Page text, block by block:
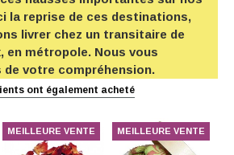
la reprise de ces destinations,
livrer chez un transitaire de
en métropole. Nous vous
de votre compréhension.
ont également acheté
MEILLEURE VENTE MEILLEURE VENTE